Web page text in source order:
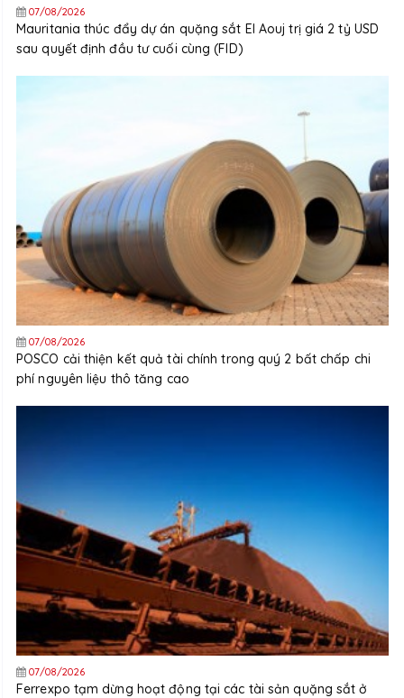
07/08/2026
Mauritania thúc đẩy dự án quặng sắt El Aouj trị giá 2 tỷ USD
sau quyết định đầu tư cuối cùng (FID)
07/08/2026
POSCO cải thiện kết quả tài chính trong quý 2 bất chấp chi
phí nguyên liệu thô tăng cao
07/08/2026
Ferrexpo tạm dừng hoạt động tại các tài sản quặng sắt ở